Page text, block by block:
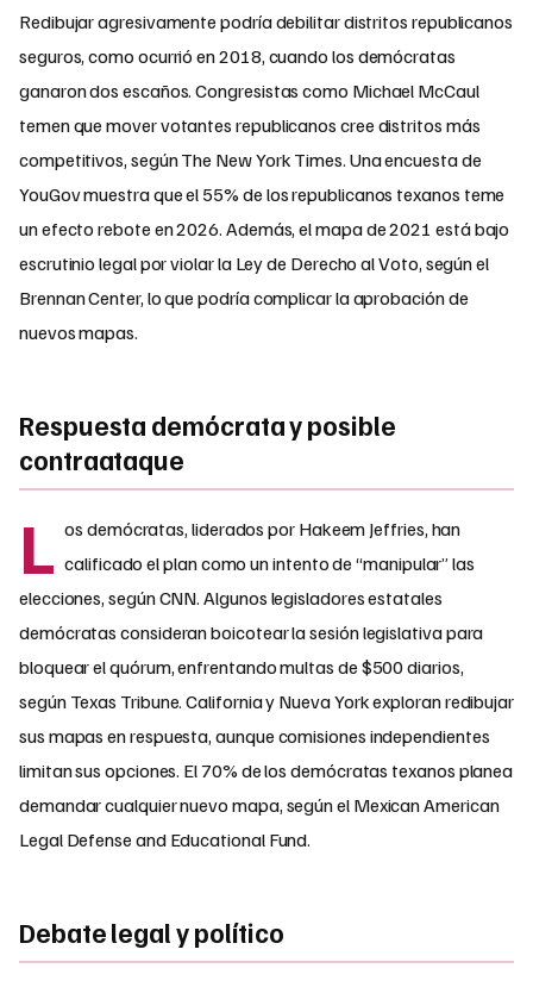
Redibujar agresivamente podría debilitar distritos republicanos
seguros, como ocurrió en 2018, cuando los demócratas
ganaron dos escaños. Congresistas como Michael McCaul
temen que mover votantes republicanos cree distritos más
competitivos, según The New York Times. Una encuesta de
YouGov muestra que el 55% de los republicanos texanos teme
un efecto rebote en 2026. Además, el mapa de 2021 está bajo
escrutinio legal por violar la Ley de Derecho al Voto, según el
Brennan Center, lo que podría complicar la aprobación de
nuevos mapas.
Respuesta demócrata y posible
contraataque
L os demócratas, liderados por Hakeem Jeffries, han
calificado el plan como un intento de “manipular” las
elecciones, según CNN. Algunos legisladores estatales
demócratas consideran boicotear la sesión legislativa para
bloquear el quórum, enfrentando multas de $500 diarios,
según Texas Tribune. California y Nueva York exploran redibujar
sus mapas en respuesta, aunque comisiones independientes
limitan sus opciones. El 70% de los demócratas texanos planea
demandar cualquier nuevo mapa, según el Mexican American
Legal Defense and Educational Fund.
Debate legal y político